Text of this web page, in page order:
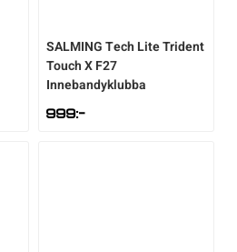
SALMINGTech Lite Trident
Touch X F27
Innebandyklubba
999:-